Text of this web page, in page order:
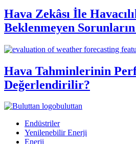
Hava Zekâsı İle
Beklenmeyen
Hava Tahminlerinin
Değerlendirilir?
buluttan
Endüstriler
Yenilenebilir Enerji
Enerji